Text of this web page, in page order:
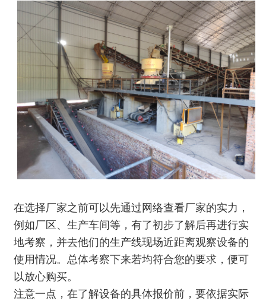
在选择厂家之前可以先通过网络查看厂家的实力，
例如厂区、生产车间等，有了初步了解后再进行实
地考察，并去他们的生产线现场近距离观察设备的
使用情况。总体考察下来若均符合您的要求，便可
以放心购买。
注意一点，在了解设备的具体报价前，要依据实际